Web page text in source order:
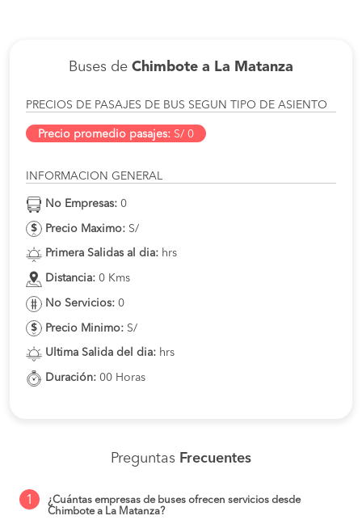
Buses de Chimbote a La Matanza
PRECIOS DE PASAJES DE BUS SEGUN TIPO DE ASIENTO
Precio promedio pasajes: S/ 0
INFORMACION GENERAL
No Empresas: 0
Precio Maximo: S/
Primera Salidas al dia: hrs
Distancia: 0 Kms
No Servicios: 0
Precio Minimo: S/
Ultima Salida del dia: hrs
Duración: 00 Horas
Preguntas Frecuentes
1
¿Cuántas empresas de buses ofrecen servicios desde
Chimbote a La Matanza?